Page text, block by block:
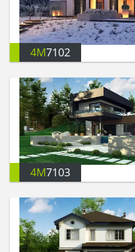
4M7102
4M7103